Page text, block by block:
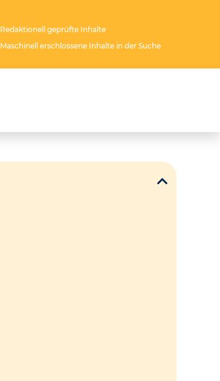
Redaktionell geprüfte Inhalte
Maschinell erschlossene Inhalte in der Suche